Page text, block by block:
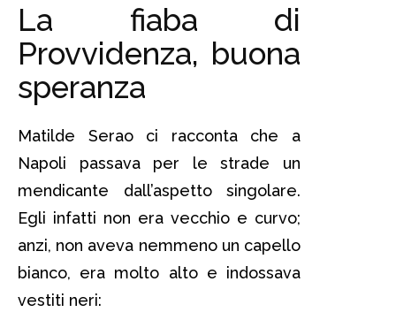
La fiaba di
Provvidenza, buona
speranza
Matilde Serao ci racconta che a
Napoli passava per le strade un
mendicante dall’aspetto singolare.
Egli infatti non era vecchio e curvo;
anzi, non aveva nemmeno un capello
bianco, era molto alto e indossava
vestiti neri: